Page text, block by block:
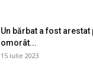
Un bărbat a fost arestat
omorât...
15 iulie 2023